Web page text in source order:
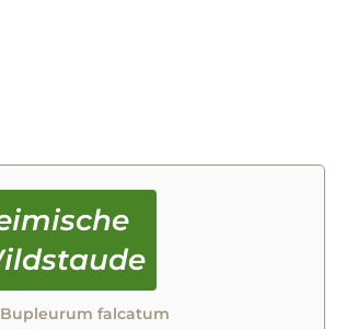
Bupleurum falcatum